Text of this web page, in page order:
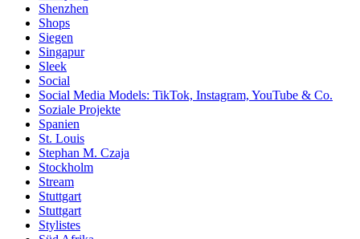
Shenzhen
Shops
Siegen
Singapur
Sleek
Social
Social Media Models: TikTok, Instagram, YouTube & Co.
Soziale Projekte
Spanien
St. Louis
Stephan M. Czaja
Stockholm
Stream
Stuttgart
Stuttgart
Stylistes